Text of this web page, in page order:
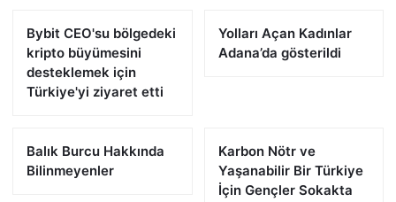
Bybit CEO'su bölgedeki
kripto büyümesini
desteklemek için
Türkiye'yi ziyaret etti
Yolları Açan Kadınlar
Adana’da gösterildi
Balık Burcu Hakkında
Bilinmeyenler
Karbon Nötr ve
Yaşanabilir Bir Türkiye
İçin Gençler Sokakta